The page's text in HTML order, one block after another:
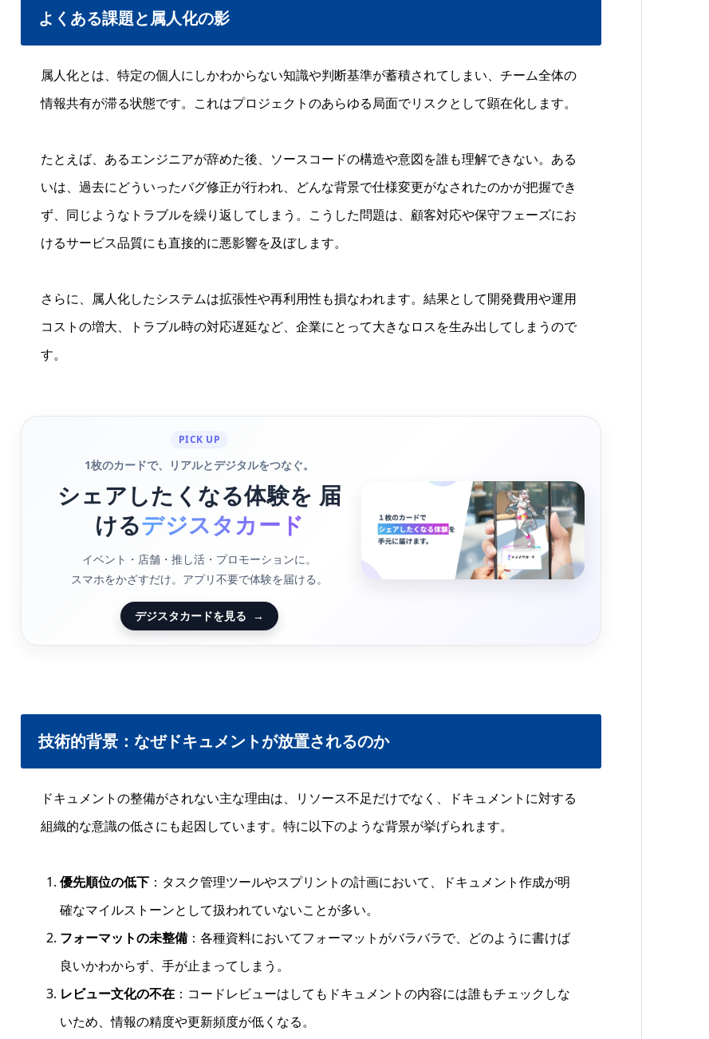
よくある課題と属人化の影
属人化とは、特定の個人にしかわからない知識や判断基準が蓄積されてしまい、チーム全体の
情報共有が滞る状態です。これはプロジェクトのあらゆる局面でリスクとして顕在化します。
たとえば、あるエンジニアが辞めた後、ソースコードの構造や意図を誰も理解できない。ある
いは、過去にどういったバグ修正が行われ、どんな背景で仕様変更がなされたのかが把握でき
ず、同じようなトラブルを繰り返してしまう。こうした問題は、顧客対応や保守フェーズにお
けるサービス品質にも直接的に悪影響を及ぼします。
さらに、属人化したシステムは拡張性や再利用性も損なわれます。結果として開発費用や運用
コストの増大、トラブル時の対応遅延など、企業にとって大きなロスを生み出してしまうので
す。
PICK UP
1枚のカードで、リアルとデジタルをつなぐ。
シェアしたくなる体験を 届
けるデジスタカード
イベント・店舗・推し活・プロモーションに。
スマホをかざすだけ。アプリ不要で体験を届ける。
デジスタカードを見る →
技術的背景：なぜドキュメントが放置されるのか
ドキュメントの整備がされない主な理由は、リソース不足だけでなく、ドキュメントに対する
組織的な意識の低さにも起因しています。特に以下のような背景が挙げられます。
優先順位の低下 ：タスク管理ツールやスプリントの計画において、ドキュメント作成が明
確なマイルストーンとして扱われていないことが多い。
フォーマットの未整備 ：各種資料においてフォーマットがバラバラで、どのように書けば
良いかわからず、手が止まってしまう。
レビュー文化の不在 ：コードレビューはしてもドキュメントの内容には誰もチェックしな
いため、情報の精度や更新頻度が低くなる。